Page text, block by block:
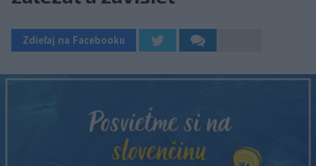
Zdieľaj na Facebooku